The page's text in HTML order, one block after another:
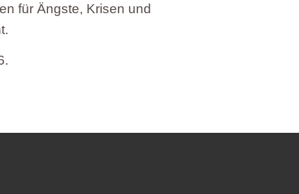
für Ängste, Krisen und